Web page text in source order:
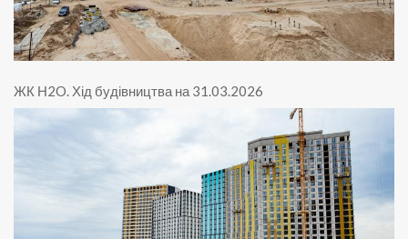
ЖК Н2O. Хід будівництва на 31.03.2026